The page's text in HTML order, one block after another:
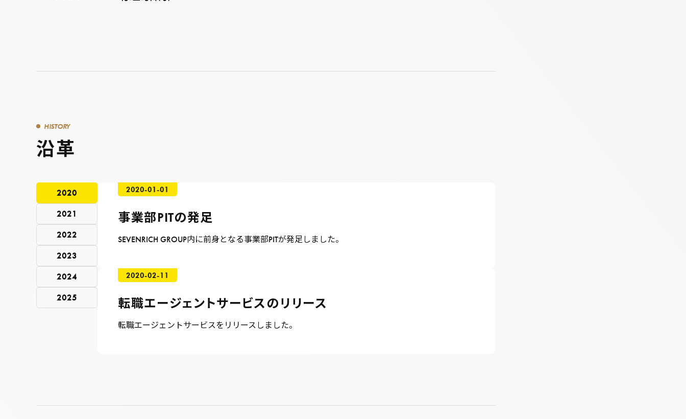
HISTORY
沿革
2020
2021
2022
2023
2024
2025
2020-01-01
事業部PITの発足
SEVENRICH GROUP内に前身となる事業部PITが発足しました。
2020-02-11
転職エージェントサービスのリリース
転職エージェントサービスをリリースしました。